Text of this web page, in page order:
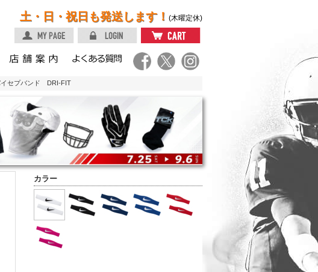
土・日・祝日も発送します！ (木曜定休)
セプバンド DRI-FIT
カラー